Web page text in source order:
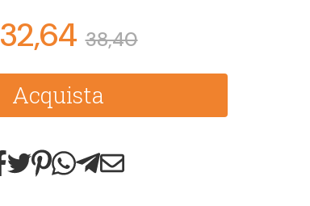
32,64 38,40
Acquista